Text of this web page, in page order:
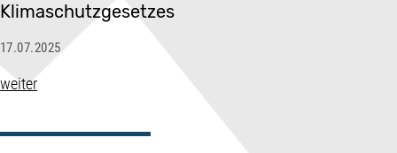
Klimaschutzgesetzes
17.07.2025
weiter